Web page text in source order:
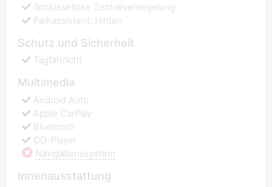
Schlüssellose Zentralverriegelung
Parkassistent: Hinten
Schutz und Sicherheit
Tagfahrlicht
Multimedia
Android Auto
Apple СarPlay
Bluetooth
CD-Player
Navigationssystem
Innenausstattung